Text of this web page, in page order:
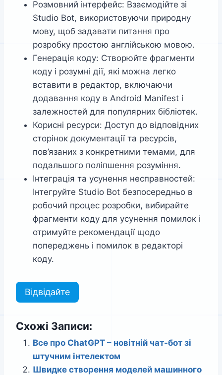
Розмовний інтерфейс: Взаємодійте зі
Studio Bot, використовуючи природну
мову, щоб задавати питання про
розробку простою англійською мовою.
Генерація коду: Створюйте фрагменти
коду і розумні дії, які можна легко
вставити в редактор, включаючи
додавання коду в Android Manifest і
залежностей для популярних бібліотек.
Корисні ресурси: Доступ до відповідних
сторінок документації та ресурсів,
пов’язаних з конкретними темами, для
подальшого поліпшення розуміння.
Інтеграція та усунення несправностей:
Інтегруйте Studio Bot безпосередньо в
робочий процес розробки, вибирайте
фрагменти коду для усунення помилок і
отримуйте рекомендації щодо
попереджень і помилок в редакторі
коду.
Відвідайте
Схожі Записи:
Все про ChatGPT – новітній чат-бот зі
штучним інтелектом
Швидке створення моделей машинного